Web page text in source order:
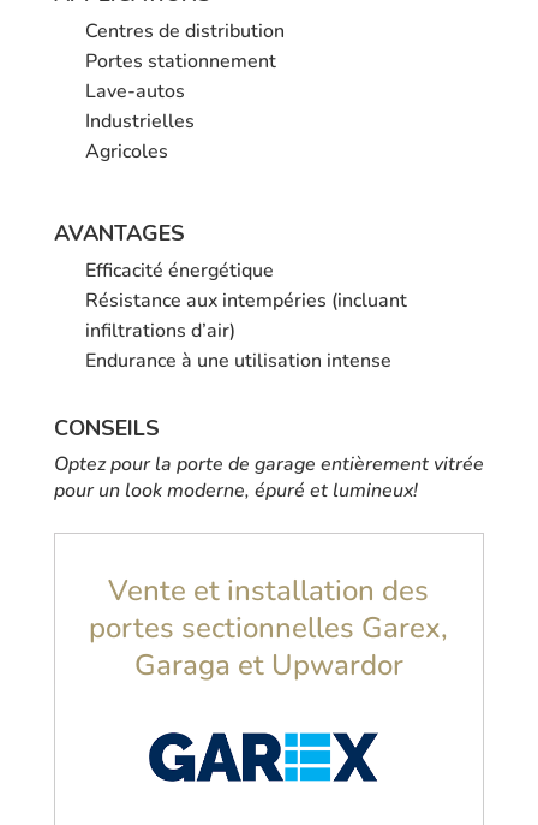
Centres de distribution
Portes stationnement
Lave-autos
Industrielles
Agricoles
AVANTAGES
Efficacité énergétique
Résistance aux intempéries (incluant
infiltrations d’air)
Endurance à une utilisation intense
CONSEILS
Optez pour la porte de garage entièrement vitrée
pour un look moderne, épuré et lumineux!
Vente et installation des
portes sectionnelles Garex,
Garaga et Upwardor